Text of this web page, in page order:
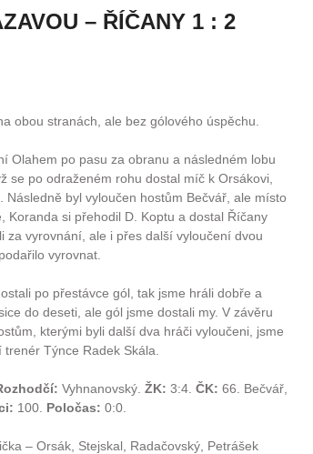
– ŘÍČANY 1 : 2
obou stranách, ale bez gólového úspěchu.
Olahem po pasu za obranu a následném lobu
se po odraženém rohu dostal míč k Orsákovi,
byl vyloučen hostům Bečvář, ale místo
si přehodil D. Koptu a dostal Říčany
vyrovnání, ale i přes další vyloučení dvou
vyrovnat.
po přestávce gól, tak jsme hráli dobře a
do deseti, ale gól jsme dostali my. V závěru
kterými byli další dva hráči vyloučeni, jsme
Týnce Radek Skála.
Vyhnanovský. ŽK: 3:4. ČK: 66. Bečvář,
100. Poločas: 0:0.
– Orsák, Stejskal, Radačovský, Petrášek